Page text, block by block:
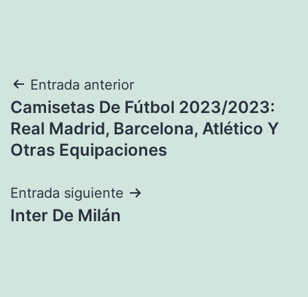
Navegación
de
entradas
Entrada anterior
Camisetas De Fútbol 2023/2023:
Real Madrid, Barcelona, Atlético Y
Otras Equipaciones
Entrada siguiente
Inter De Milán